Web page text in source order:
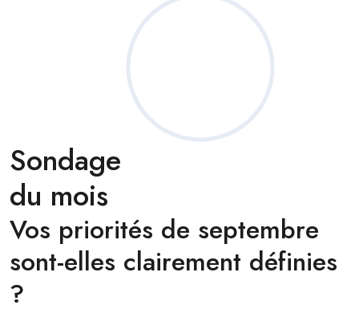
Sondage
du mois
Vos priorités de septembre
sont-elles clairement définies
?